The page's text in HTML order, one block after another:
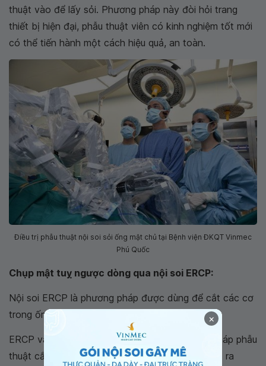
thuật vào để lấy sỏi. Phương pháp này đòi hỏi trang
thiết bị hiện đại, phẫu thuật viên có kinh nghiệm tốt mới
có thể tiến hành một cách hiệu quả, an toàn.
Điều trị phẫu thuật nội soi sỏi ống mật chủ tại Bệnh viện ĐKQT Vinmec
Phú Quốc
Chụp mật tuỵ ngược dòng qua nội soi ERCP:
Nội soi ERCP là phương pháp được dùng để cắt các cơ
trong ống mật chủ
ERCP và thủ thuật mở cơ thắt là một phương pháp phẫu
thuật cắt các cơ trong ống mật chủ để sỏi thoát ra
×